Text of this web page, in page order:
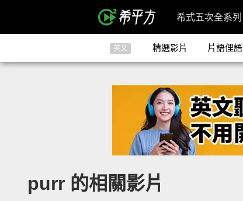
希式五次全系列
英文 精選影片 片語俚語
purr 的相關影片